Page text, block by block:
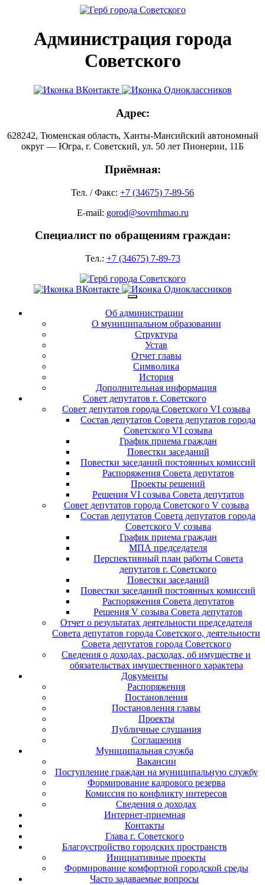
Администрация города
Советского
Адрес:
628242, Тюменская область, Ханты-Мансийский автономный
округ — Югра, г. Советский, ул. 50 лет Пионерии, 11Б
Приёмная:
Тел. / Факс: +7 (34675) 7-89-56
E-mail: gorod@sovrnhmao.ru
Специалист по обращениям граждан:
Тел.: +7 (34675) 7-89-73
Об администрации
О муниципальном образовании
Структура
Устав
Отчет главы
Символика
История
Дополнительная информация
Совет депутатов г. Советского
Совет депутатов города Советского VI созыва
Состав депутатов Совета депутатов города
Советского VI созыва
График приема граждан
Повестки заседаний
Повестки заседаний постоянных комиссий
Распоряжения Совета депутатов
Проекты решений
Решения VI созыва Совета депутатов
Совет депутатов города Советского V созыва
Состав депутатов Совета депутатов города
Советского V созыва
График приема граждан
МПА председателя
Перспективный план работы Совета
депутатов г. Советского
Повестки заседаний
Повестки заседаний постоянных комиссий
Распоряжения Совета депутатов
Решения V созыва Совета депутатов
Отчет о результатах деятельности председателя
Совета депутатов города Советского, деятельности
Совета депутатов города Советского
Сведения о доходах, расходах, об имуществе и
обязательствах имущественного характера
Документы
Распоряжения
Постановления
Постановления главы
Проекты
Публичные слушания
Соглашения
Муниципальная служба
Вакансии
Поступление граждан на муниципальную службу
Формирование кадрового резерва
Комиссия по конфликту интересов
Сведения о доходах
Интернет-приемная
Контакты
Глава г. Советского
Благоустройство городских пространств
Инициативные проекты
Формирование комфортной городской среды
Часто задаваемые вопросы